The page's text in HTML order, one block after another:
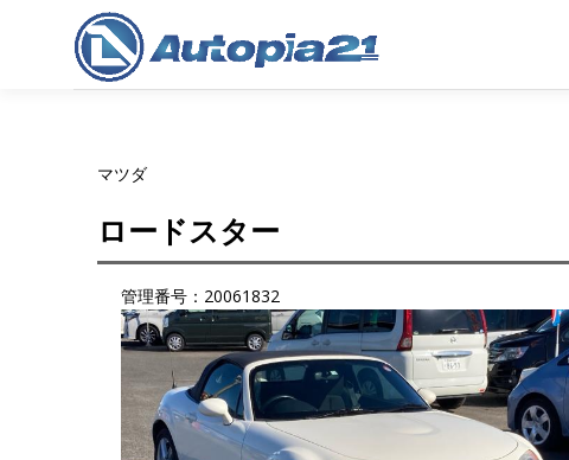
マツダ
ロードスター
管理番号：20061832